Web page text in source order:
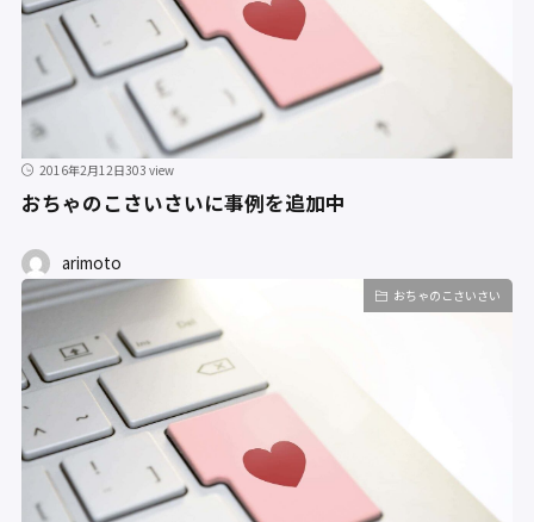
2016年2月12日303 view
おちゃのこさいさいに事例を追加中
arimoto
おちゃのこさいさい